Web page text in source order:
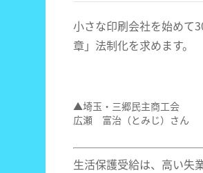
小さな印刷会社を始めて
章」法制化を求めます。
▲埼玉・三郷民主商工会
広瀬 富治（とみじ）さん
生活保護受給は、高い失